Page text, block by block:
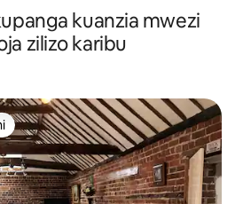
kuanzia mwezi
zilizo karibu